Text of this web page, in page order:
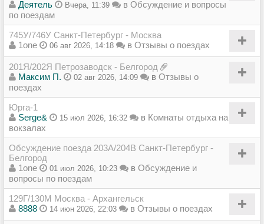
Деятель
Вчера, 11:39 в Обсуждение и вопросы
по поездам
745У/746У Санкт-Петербург - Москва
1one
06 авг 2026, 14:18 в Отзывы о поездах
201Я/202Я Петрозаводск - Белгород
Максим П.
02 авг 2026, 14:09 в Отзывы о
поездах
Юрга-1
Serge&
15 июл 2026, 16:32 в Комнаты отдыха на
вокзалах
Обсуждение поезда 203А/204В Санкт-Петербург -
Белгород
1one
01 июл 2026, 10:23 в Обсуждение и
вопросы по поездам
129Г/130М Москва - Архангельск
8888
14 июн 2026, 22:03 в Отзывы о поездах